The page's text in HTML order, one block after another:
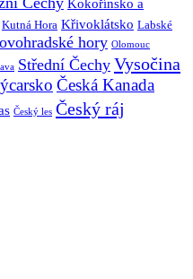
Kokořínsko a
Kutná Hora Křivoklátsko Labské
hory Olomouc
Střední Čechy Vysočina
Česká Kanada
Český les Český ráj